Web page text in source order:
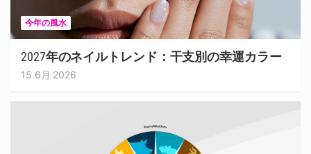
今年の風水
2027年のネイルトレンド：干支別の幸運カラー
15 6月 2026